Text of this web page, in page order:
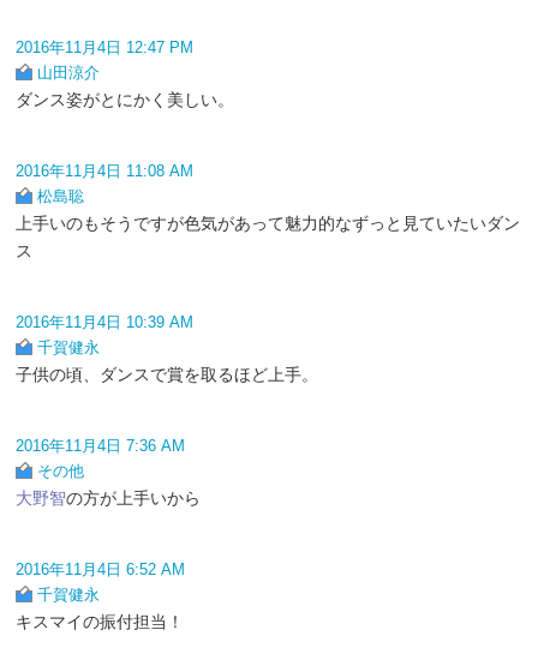
2016年11月4日 12:47 PM
山田涼介
ダンス姿がとにかく美しい。
2016年11月4日 11:08 AM
松島聡
上手いのもそうですが色気があって魅力的なずっと見ていたいダン
ス
2016年11月4日 10:39 AM
千賀健永
子供の頃、ダンスで賞を取るほど上手。
2016年11月4日 7:36 AM
その他
大野智の方が上手いから
2016年11月4日 6:52 AM
千賀健永
キスマイの振付担当！